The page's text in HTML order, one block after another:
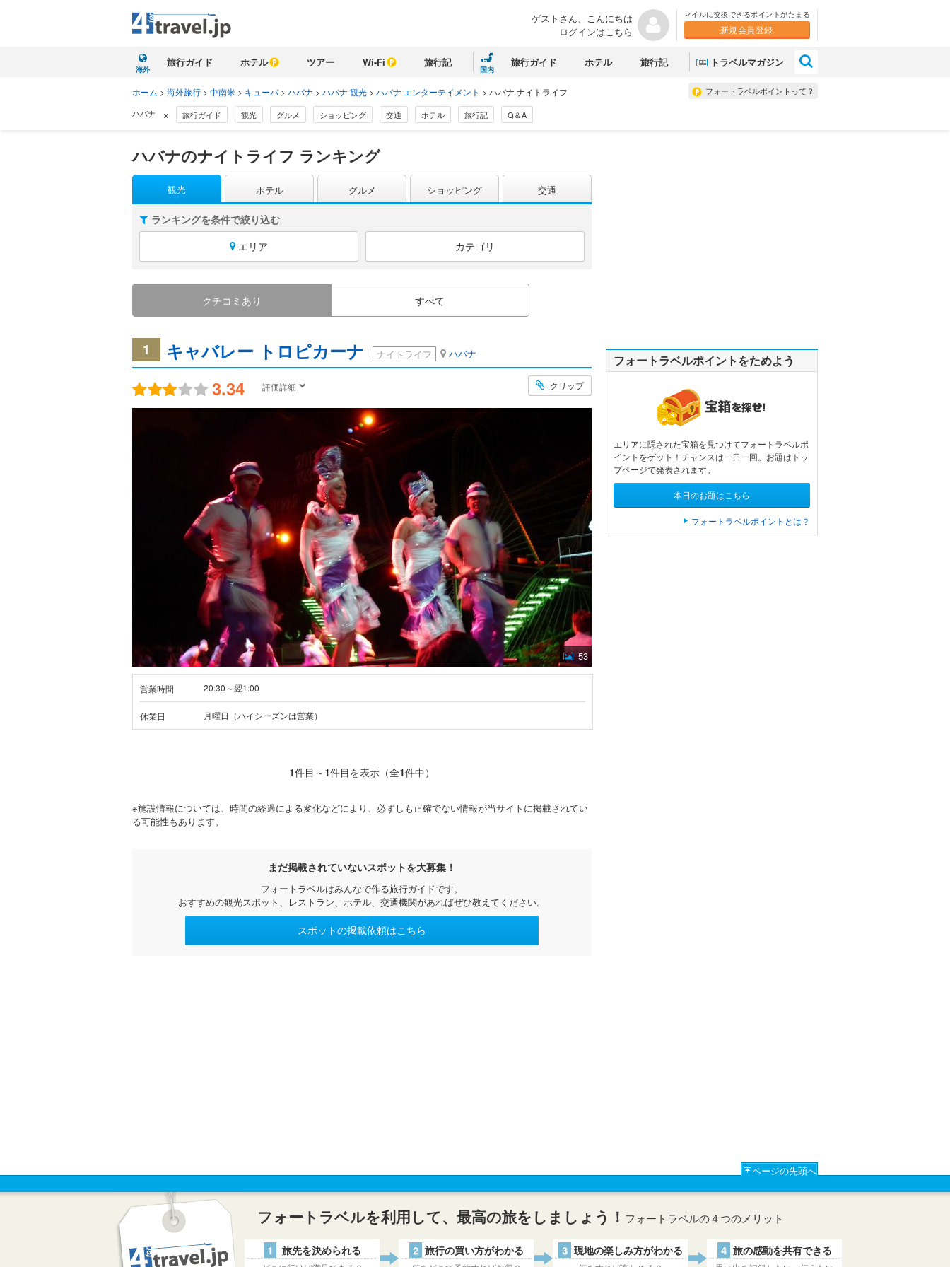
ゲストさん、こんにちは
ログインはこちら
マイルに交換できるポイントがたまる
新規会員登録
海外
旅行ガイド ホテル ツアー Wi-Fi 旅行記
国内
旅行ガイド ホテル 旅行記 トラベルマガジン
フォートラベルポイントって？
ホーム > 海外旅行 > 中南米 > キューバ> ハバナ > ハバナ 観光 > ハバナ エンターテイメント > ハバナ ナイトライフ
ハバナ × 旅行ガイド 観光 グルメ ショッピング 交通 ホテル 旅行記 Q＆A
ハバナのナイトライフ ランキング
観光 ホテル グルメ ショッピング 交通
ランキングを条件で絞り込む
エリア
カテゴリ
クチコミあり すべて
1 キャバレー トロピカーナ ナイトライフ ハバナ
3.34 評価詳細 クリップ
53
営業時間 20:30～翌1:00
休業日 月曜日（ハイシーズンは営業）
1件目～ 1件目を表示（全1件中）
※施設情報については、時間の経過による変化などにより、必ずしも正確でない情報が当サイトに掲載されてい
る可能性もあります。
まだ掲載されていないスポットを大募集！
フォートラベルはみんなで作る旅行ガイドです。
おすすめの観光スポット、レストラン、ホテル、交通機関があればぜひ教えてください。
スポットの掲載依頼はこちら
フォートラベルポイントをためよう
エリアに隠された宝箱を見つけてフォートラベルポ
イントをゲット！チャンスは一日一回。お題はトッ
プページで発表されます。
本日のお題はこちら
フォートラベルポイントとは？
ページの先頭へ
フォートラベルを利用して、最高の旅をしましょう！ フォートラベルの４つのメリット
1 旅先を決められる 2 旅行の買い方がわかる 3 現地の楽しみ方がわかる 4 旅の感動を共有できる